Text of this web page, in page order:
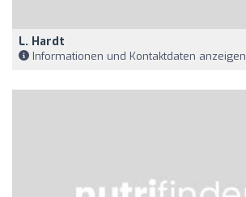
L. Hardt
Informationen und Kontaktdaten anzeigen